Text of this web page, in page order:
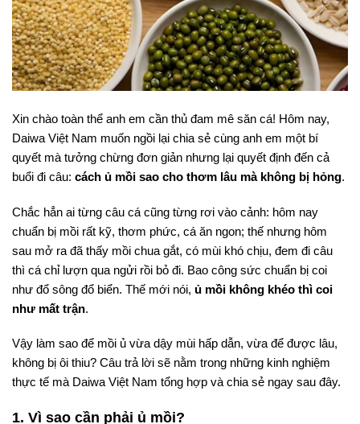
Xin chào toàn thể anh em cần thủ đam mê săn cá! Hôm nay,
Daiwa Việt Nam muốn ngồi lại chia sẻ cùng anh em một bí
quyết mà tưởng chừng đơn giản nhưng lại quyết định đến cả
buổi đi câu: cách ủ mồi sao cho thơm lâu mà không bị hỏng.
Chắc hẳn ai từng câu cá cũng từng rơi vào cảnh: hôm nay
chuẩn bị mồi rất kỹ, thơm phức, cá ăn ngon; thế nhưng hôm
sau mở ra đã thấy mồi chua gắt, có mùi khó chịu, đem đi câu
thì cá chỉ lượn qua ngửi rồi bỏ đi. Bao công sức chuẩn bị coi
như đổ sông đổ biển. Thế mới nói, ủ mồi không khéo thì coi
như mất trận.
Vậy làm sao để mồi ủ vừa dậy mùi hấp dẫn, vừa để được lâu,
không bị ôi thiu? Câu trả lời sẽ nằm trong những kinh nghiệm
thực tế mà Daiwa Việt Nam tổng hợp và chia sẻ ngay sau đây.
1. Vì sao cần phải ủ mồi?